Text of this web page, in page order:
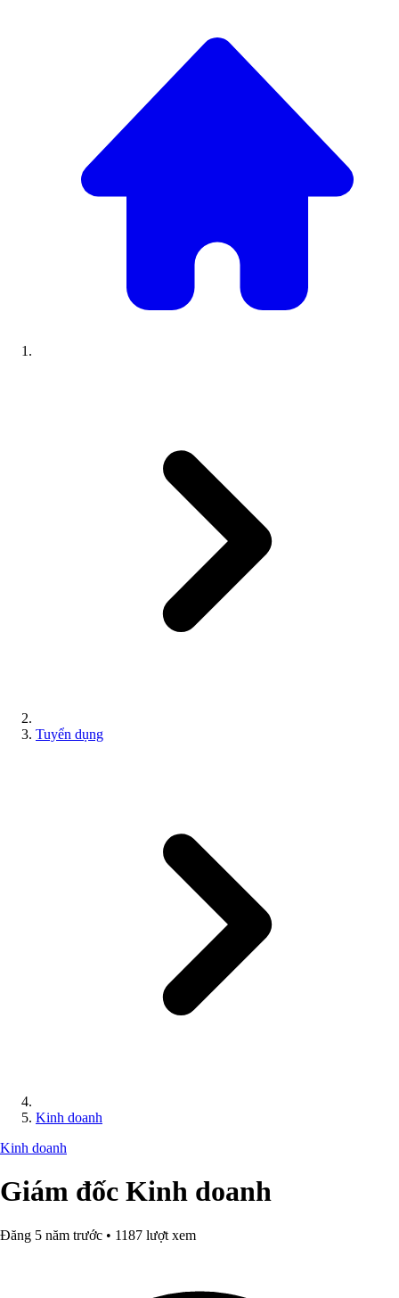
Tuyển dụng
Kinh doanh
Kinh doanh
Giám đốc Kinh doanh
Đăng 5 năm trước • 1187 lượt xem